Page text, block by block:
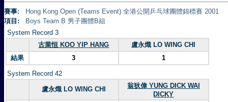
賽事:
Hong Kong Open (Teams Event) 全港公開乒乓球團體錦標賽 2001
項目:
Boys Team B 男子團體B組
System Record 3
古業恒 KOO YIP HANG
盧永熾 LO WING CHI
結果
3 1
System Record 42
盧永熾 LO WING CHI
翁狄偉 YUNG DICK WAI
DICKY